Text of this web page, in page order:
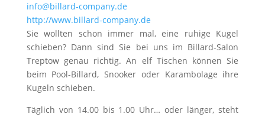
info@billard-company.de
http://www.billard-company.de
Sie wollten schon immer mal, eine ruhige Kugel
schieben? Dann sind Sie bei uns im Billard-Salon
Treptow genau richtig. An elf Tischen können Sie
beim Pool-Billard, Snooker oder Karambolage ihre
Kugeln schieben.
Täglich von 14.00 bis 1.00 Uhr… oder länger, steht